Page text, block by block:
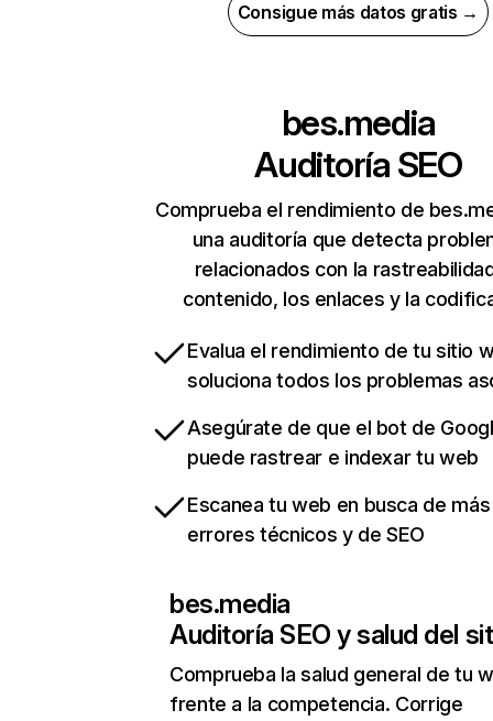
Consigue más datos gratis →
bes.media
Auditoría SEO
Comprueba el rendimiento de
una auditoría que detecta
relacionados con la
contenido, los enlaces y la
Evalua el rendimiento de tu sitio
soluciona todos los problemas
Asegúrate de que el bot de
puede rastrear e indexar tu web
Escanea tu web en busca de
errores técnicos y de SEO
bes.media
Auditoría SEO y salud del
Comprueba la salud general de tu
frente a la competencia. Corrige